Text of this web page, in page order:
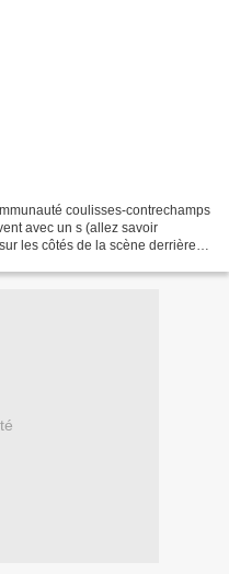
coulisses-contrechamps
avec un s (allez savoir
les côtés de la scène derrière